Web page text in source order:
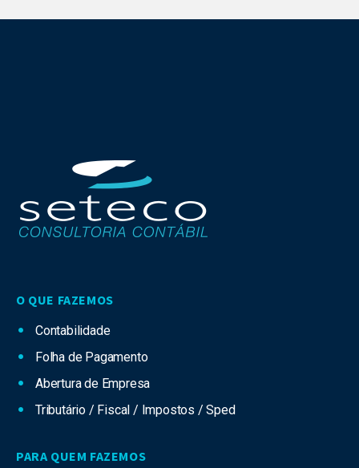
O QUE FAZEMOS
Contabilidade
Folha de Pagamento
Abertura de Empresa
Tributário / Fiscal / Impostos / Sped
PARA QUEM FAZEMOS